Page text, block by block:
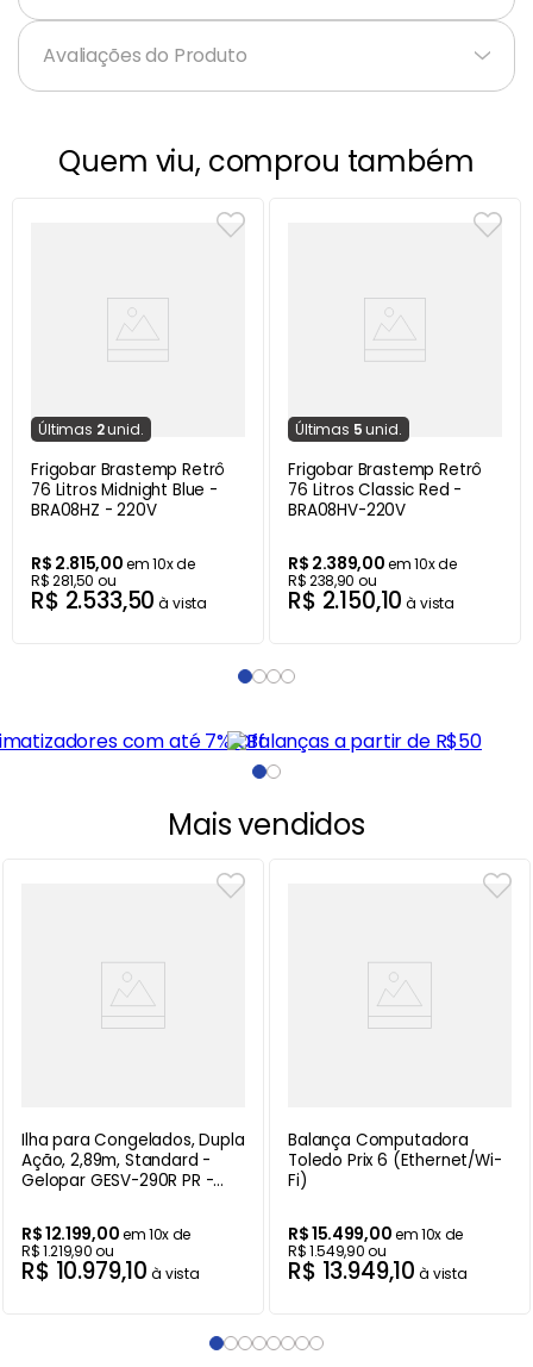
Avaliações do Produto
Quem viu, comprou também
Últimas 2unid.
Frigobar Brastemp Retrô
76 Litros Midnight Blue -
BRA08HZ - 220V
R$ 2.815,00em10x de
R$281,50 ou
R$ 2.533,50 à vista
Últimas 5 unid.
Frigobar Brastemp Retrô
76 Litros Classic Red -
BRA08HV-220V
R$ 2.389,00em10x de
R$238,90 ou
R$ 2.150,10 à vista
Mais vendidos
Ilha para Congelados, Dupla
Ação, 2,89m, Standard -
Gelopar GESV-290R PR -
R$12.199,00em10x de
R$1.219,90ou
R$ 10.979,10 à vista
Balança Computadora
Toledo Prix 6 (Ethernet/Wi-
Fi)
R$15.499,00em10x de
R$1.549,90ou
R$ 13.949,10 à vista